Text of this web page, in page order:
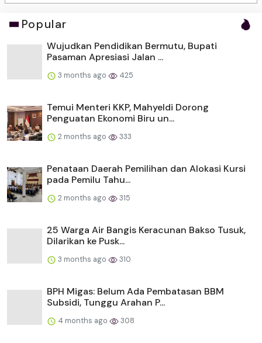
Popular
Wujudkan Pendidikan Bermutu, Bupati
Pasaman Apresiasi Jalan ...
3 months ago 425
Temui Menteri KKP, Mahyeldi Dorong
Penguatan Ekonomi Biru un...
2 months ago 333
Penataan Daerah Pemilihan dan Alokasi Kursi
pada Pemilu Tahu...
2 months ago 315
25 Warga Air Bangis Keracunan Bakso Tusuk,
Dilarikan ke Pusk...
3 months ago 310
BPH Migas: Belum Ada Pembatasan BBM
Subsidi, Tunggu Arahan P...
4 months ago 308